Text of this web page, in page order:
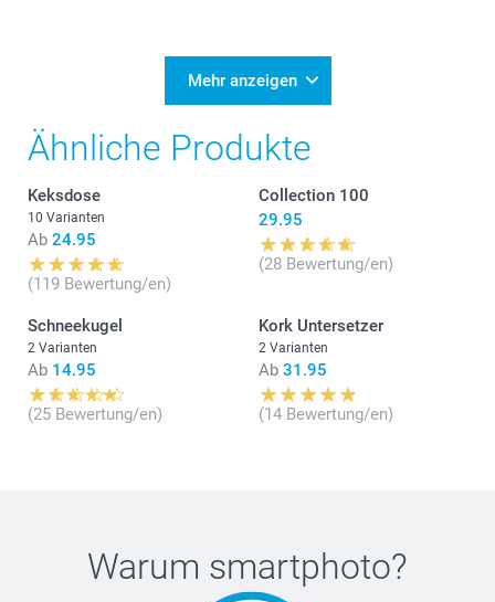
Mehr anzeigen
Ähnliche Produkte
Keksdose
10 Varianten
Ab 24.95
(119 Bewertung/en)
Collection 100
29.95
(28 Bewertung/en)
Schneekugel
2 Varianten
Ab 14.95
(25 Bewertung/en)
Kork Untersetzer
2 Varianten
Ab 31.95
(14 Bewertung/en)
Warum smartphoto?